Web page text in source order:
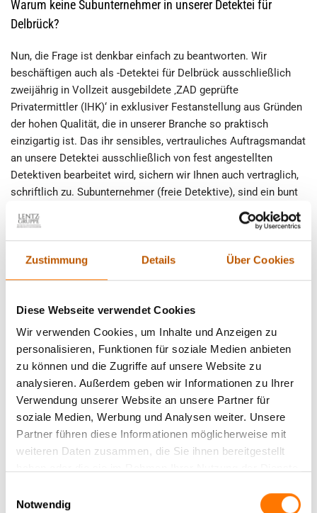
Zustimmung Details Über Cookies
Diese Webseite verwendet Cookies
Wir verwenden Cookies, um Inhalte und Anzeigen zu
personalisieren, Funktionen für soziale Medien anbieten
zu können und die Zugriffe auf unsere Website zu
analysieren. Außerdem geben wir Informationen zu Ihrer
Verwendung unserer Website an unsere Partner für
soziale Medien, Werbung und Analysen weiter. Unsere
Partner führen diese Informationen möglicherweise mit
weiteren Daten zusammen, die Sie ihnen bereitgestellt
Notwendig
Warum keine Subunternehmer in unserer Detektei für
Delbrück?
Nun, die Frage ist denkbar einfach zu beantworten. Wir
beschäftigen auch als -Detektei für Delbrück ausschließlich
zweijährig in Vollzeit ausgebildete ‚ZAD geprüfte
Privatermittler (IHK)‘ in exklusiver Festanstellung aus Gründen
der hohen Qualität, die in unserer Branche so praktisch
einzigartig ist. Das ihr sensibles, vertrauliches Auftragsmandat
an unsere Detektei ausschließlich von fest angestellten
Detektiven bearbeitet wird, sichern wir Ihnen auch vertraglich,
schriftlich zu. Subunternehmer (freie Detektive), sind ein bunt
zusammengewürfelter Haufen von Nachunternehmern, die
keinesfalls die Qualifikation haben müssen, wie die Detektei,
die Sie eigentlich beauftragt haben.
Hier gewinnt oftmals der billigste das Rennen. Die Qualität
Aufgefallene Observationen, verlorene Zielpersonen usw. sind
hier überdurchschnittlich häufig zu erwarten, da freie Detektive
auch niemals so gut als Team aufeinander eingespielt sind,
dass Sie sich wirklich (fast) blind vertrauen können. Genau
dies ist aber für eine sensibele Observation (Beobachtung),
oder komplexe Ermittlung unbedingt notwendig.
Die Nachteile von Subunternehmern erläutern wir aufunserer
Themenseite. Sprechen Sie uns Mo.-Fr., jeweils 09-17 Uhr
durchgehend, oder 24/7 über unseren digitalen Berater Kai
völlig kostenfrei gern gebührenfrei unter (0800) 88 333 11 zu